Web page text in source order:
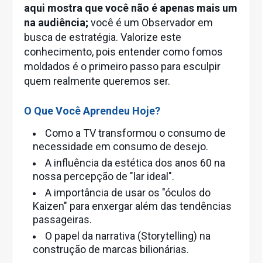
aqui mostra que você não é apenas mais um
na audiência; você é um Observador em
busca de estratégia. Valorize este
conhecimento, pois entender como fomos
moldados é o primeiro passo para esculpir
quem realmente queremos ser.
O Que Você Aprendeu Hoje?
Como a TV transformou o consumo de
necessidade em consumo de desejo.
A influência da estética dos anos 60 na
nossa percepção de "lar ideal".
A importância de usar os "óculos do
Kaizen" para enxergar além das tendências
passageiras.
O papel da narrativa (Storytelling) na
construção de marcas bilionárias.